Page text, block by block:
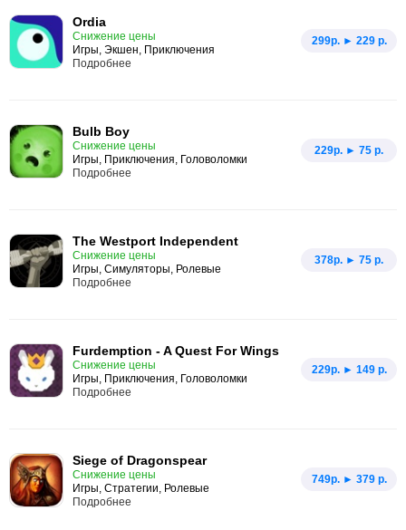
Ordia
Снижение цены
Игры, Экшен, Приключения
299p. ► 229 р.
Подробнее
Bulb Boy
Снижение цены
Игры, Приключения, Головоломки
229p. ► 75 р.
Подробнее
The Westport Independent
Снижение цены
Игры, Симуляторы, Ролевые
378p. ► 75 р.
Подробнее
Furdemption - A Quest For Wings
Снижение цены
Игры, Приключения, Головоломки
229p. ► 149 р.
Подробнее
Siege of Dragonspear
Снижение цены
Игры, Стратегии, Ролевые
749p. ► 379 р.
Подробнее